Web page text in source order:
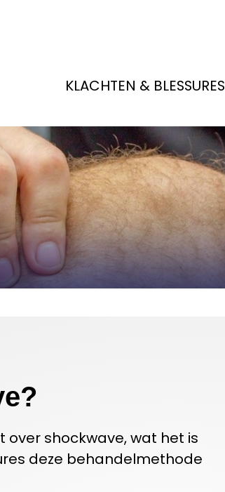
KLACHTEN & BLESSURES
over shockwave, wat het is
deze behandelmethode